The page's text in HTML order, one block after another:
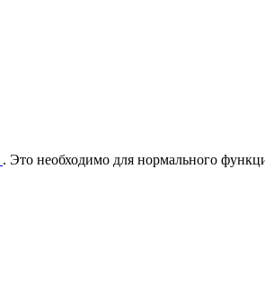
. Это необходимо для нормального